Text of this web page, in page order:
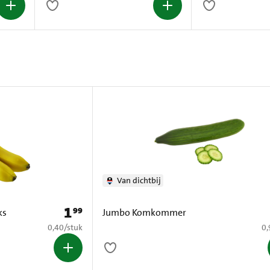
Prijs: € 1,99
199
€ 0,40 per stuk
0,40/stuk
Jumbo Komkommer
Van dichtbij
€